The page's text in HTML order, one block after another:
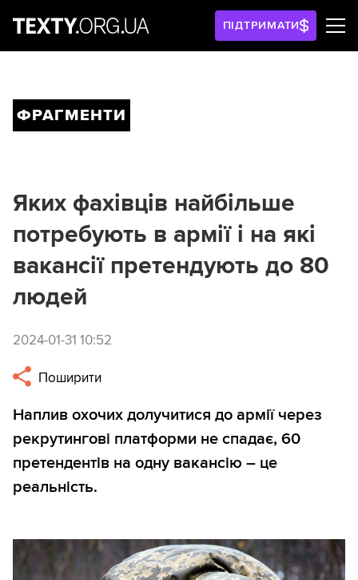
ПІДТРИМАТИ
ФРАГМЕНТИ
Яких фахівців найбільше
потребують в армії і на які
вакансії претендують до 80
людей
2024-01-31 10:52
Поширити
Наплив охочих долучитися до армії через
рекрутингові платформи не спадає, 60
претендентів на одну вакансію – це
реальність.